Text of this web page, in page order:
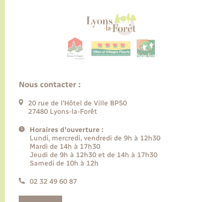
Nous contacter :
20 rue de l’Hôtel de Ville BP50
27480 Lyons-la-Forêt
Horaires d'ouverture :
Lundi, mercredi, vendredi de 9h à 12h30
Mardi de 14h à 17h30
Jeudi de 9h à 12h30 et de 14h à 17h30
Samedi de 10h à 12h
02 32 49 60 87